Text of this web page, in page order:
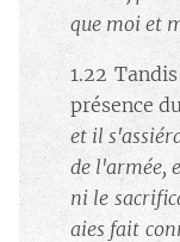
que moi et
1.22
présence
et il
de l'armée,
ni le
aies fait